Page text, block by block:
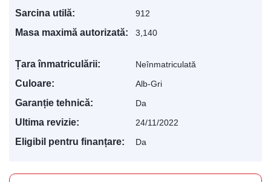
Sarcina utilă: 912
Masa maximă autorizată: 3,140
Țara înmatriculării: Neînmatriculată
Culoare: Alb-Gri
Garanție tehnică: Da
Ultima revizie: 24/11/2022
Eligibil pentru finanțare: Da